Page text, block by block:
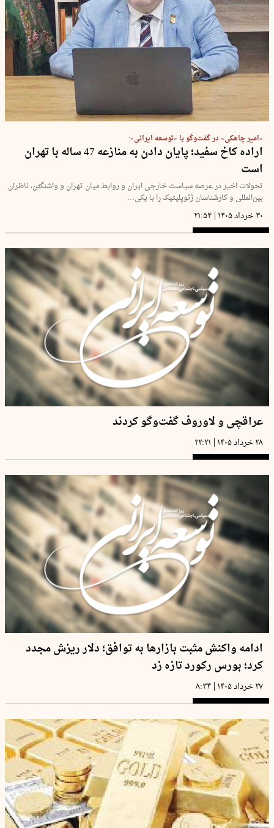
«امیر چاهکی» در گفت‌و‌گو با «توسعه ایرانی»:
اراده کاخ سفید؛ پایان دادن به منازعه 47 ساله با تهران
است
تحولات اخیر در عرصه سیاست خارجی ایران و روابط میان تهران و واشنگتن، ناظران
بین‌المللی و کارشناسان ژئوپلیتیک را با یکی…
۳۰ خرداد ۱۴۰۵ | ۲۱:۵۴
عراقچی و لاوروف گفت‌وگو کردند
۲۸ خرداد ۱۴۰۵ | ۲۲:۲۱
ادامه واکنش مثبت بازارها به توافق؛ دلار ریزش مجدد
کرد؛ بورس رکورد تازه زد
۲۷ خرداد ۱۴۰۵ | ۸:۳۴